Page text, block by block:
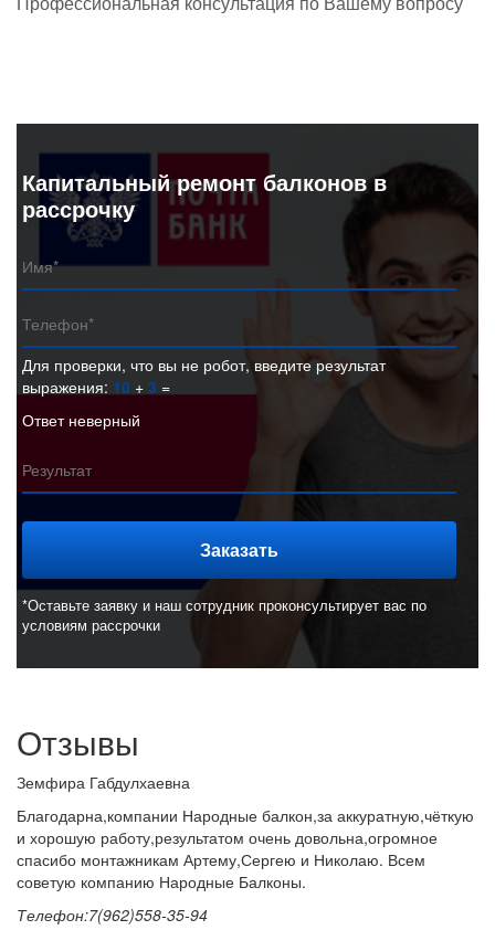
Капитальный ремонт балконов в
рассрочку
Для проверки, что вы не робот, введите результат
выражения: 10 + 3 =
Ответ неверный
*Оставьте заявку и наш сотрудник проконсультирует вас по
условиям рассрочки
Отзывы
Земфира Габдулхаевна
Благодарна,компании Народные балкон,за аккуратную,чёткую
и хорошую работу,результатом очень довольна,огромное
спасибо монтажникам Артему,Сергею и Николаю. Всем
советую компанию Народные Балконы.
Телефон:7(962)558-35-94